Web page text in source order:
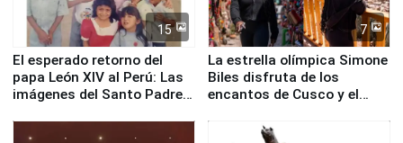
15
El esperado retorno del
papa León XIV al Perú: Las
imágenes del Santo Padre
7
La estrella olímpica Simone
Biles disfruta de los
encantos de Cusco y el